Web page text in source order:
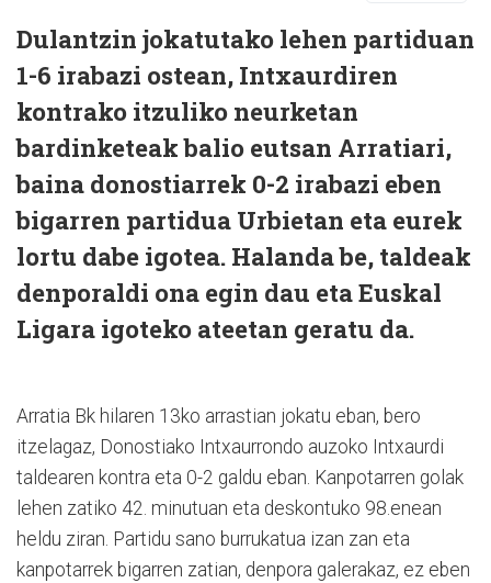
Dulantzin jokatutako lehen partiduan
1-6 irabazi ostean, Intxaurdiren
kontrako itzuliko neurketan
bardinketeak balio eutsan Arratiari,
baina donostiarrek 0-2 irabazi eben
bigarren partidua Urbietan eta eurek
lortu dabe igotea. Halanda be, taldeak
denporaldi ona egin dau eta Euskal
Ligara igoteko ateetan geratu da.
Arratia Bk hilaren 13ko arrastian jokatu eban, bero
itzelagaz, Donostiako Intxaurrondo auzoko Intxaurdi
taldearen kontra eta 0-2 galdu eban. Kanpotarren golak
lehen zatiko 42. minutuan eta deskontuko 98.enean
heldu ziran. Partidu sano burrukatua izan zan eta
kanpotarrek bigarren zatian, denpora galerakaz, ez eben